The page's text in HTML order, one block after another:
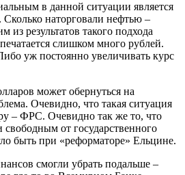
в данной ситуации является
наторговали нефтью –
результатов такого подхода
слишком много рублей.
уж постоянно увеличивать курс
может обернуться на
Очевидно, что такая ситуация
– ФРС. Очевидно так же то, что
от государственного
быть при «реформаторе» Ельцине.
смогли убрать подальше –